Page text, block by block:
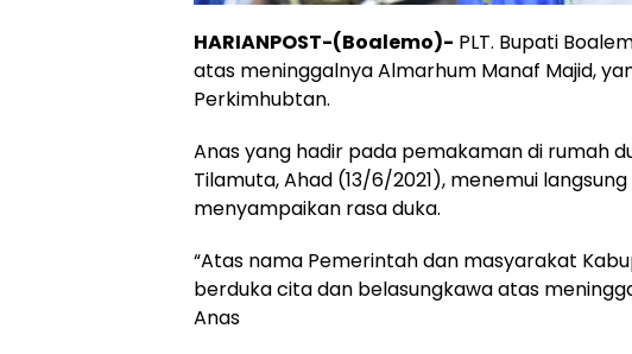
HARIANPOST-(Boalemo)- PLT. Bupati
atas meninggalnya Almarhum Manaf Majid,
Perkimhubtan.
Anas yang hadir pada pemakaman di rumah
Tilamuta, Ahad (13/6/2021), menemui
menyampaikan rasa duka.
“Atas nama Pemerintah dan masyarakat
berduka cita dan belasungkawa atas
Anas